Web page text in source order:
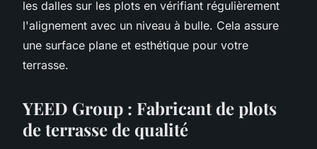
les dalles sur les plots en vérifiant régulièrement
l'alignement avec un niveau à bulle. Cela assure
une surface plane et esthétique pour votre
terrasse.
YEED Group : Fabricant de plots
de terrasse de qualité